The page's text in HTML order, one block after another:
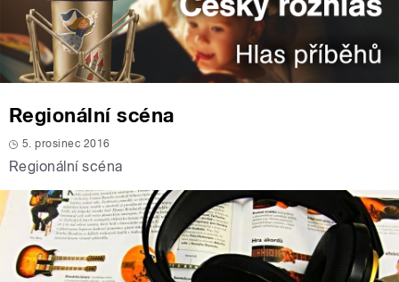
Regionální scéna
5. prosinec 2016
Regionální scéna